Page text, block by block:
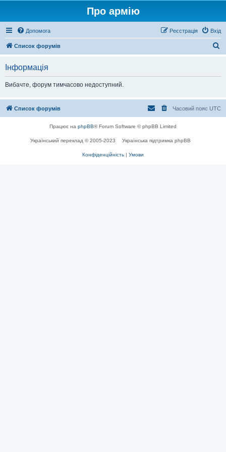
Про армію
Допомога Вхід
Реєстрація
Список форумів
Інформація
Вибачте, форум тимчасово недоступний.
Список форумів Часовий пояс UTC
Працює на phpBB® Forum Software © phpBB Limited
Український переклад © 2005-2023 Українська підтримка phpBB
Конфіденційність | Умови